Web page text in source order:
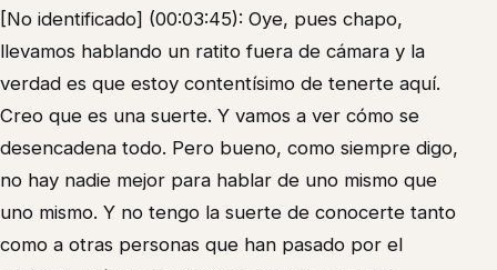
[No identificado] (00:03:45): Oye, pues chapo,
llevamos hablando un ratito fuera de cámara y la
verdad es que estoy contentísimo de tenerte aquí.
Creo que es una suerte. Y vamos a ver cómo se
desencadena todo. Pero bueno, como siempre digo,
no hay nadie mejor para hablar de uno mismo que
uno mismo. Y no tengo la suerte de conocerte tanto
como a otras personas que han pasado por el